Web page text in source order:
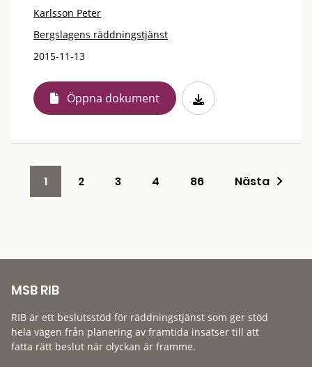
Karlsson Peter
Bergslagens räddningstjänst
2015-11-13
Öppna dokument
1 2 3 4 86 Nästa
MSB RIB
RIB är ett beslutsstöd för räddningstjänst som ger stöd
hela vägen från planering av framtida insatser till att
fatta rätt beslut när olyckan är framme.